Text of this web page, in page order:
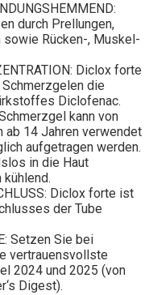
durch Prellungen,
sowie Rücken-, Muskel-
Diclox forte
die
Diclofenac.
kann von
ab 14 Jahren verwendet
aufgetragen werden.
in die Haut
Diclox forte ist
der Tube
Setzen Sie bei
vertrauensvollste
2024 und 2025 (von
Digest).